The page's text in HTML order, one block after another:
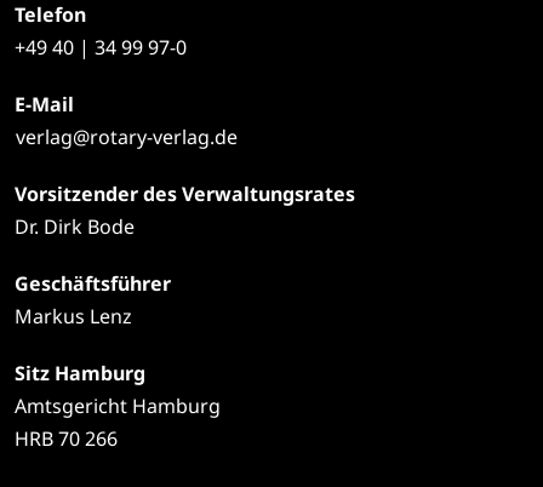
Telefon
+4940 | 34 99 97-0
E-Mail
verlag@rotary-verlag.de
Vorsitzender des Verwaltungsrates
Dr. Dirk Bode
Geschäftsführer
Markus Lenz
Sitz Hamburg
Amtsgericht Hamburg
HRB 70 266